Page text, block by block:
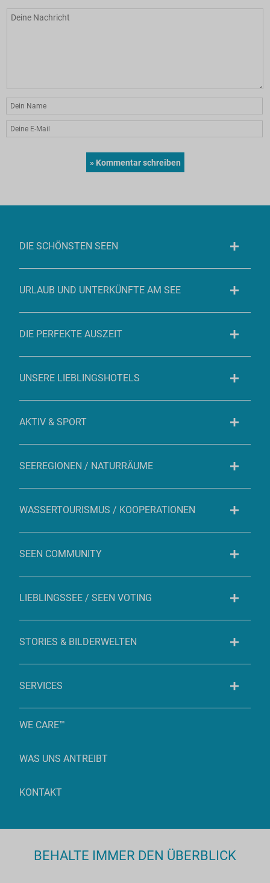
DIE SCHÖNSTEN SEEN
URLAUB UND UNTERKÜNFTE AM SEE
DIE PERFEKTE AUSZEIT
UNSERE LIEBLINGSHOTELS
AKTIV & SPORT
SEEREGIONEN / NATURRÄUME
WASSERTOURISMUS / KOOPERATIONEN
SEEN COMMUNITY
LIEBLINGSSEE / SEEN VOTING
STORIES & BILDERWELTEN
SERVICES
WE CARE™
WAS UNS ANTREIBT
KONTAKT
BEHALTE IMMER DEN ÜBERBLICK